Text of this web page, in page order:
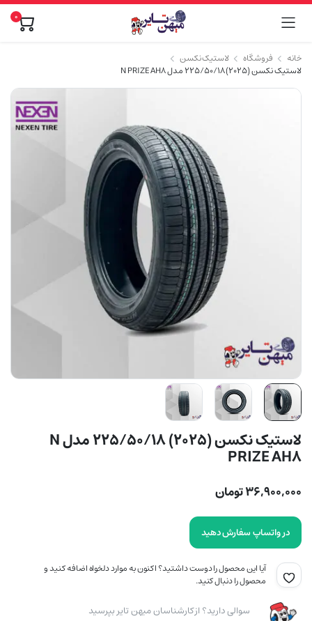
0
خانه فروشگاه
لاستیک نکسن
لاستیک نکسن (2025) 225/50/18 مدل N PRIZE AH8
لاستیک نکسن (2025) 225/50/18 مدل N
PRIZE AH8
۳۶,۹۰۰,۰۰۰تومان
در واتساپ سفارش دهید
آیا این محصول را دوست داشتید؟ اکنون به موارد دلخواه اضافه کنید و
محصول را دنبال کنید.
سوالی دارید؟ از کارشناسان میهن تایر بپرسید